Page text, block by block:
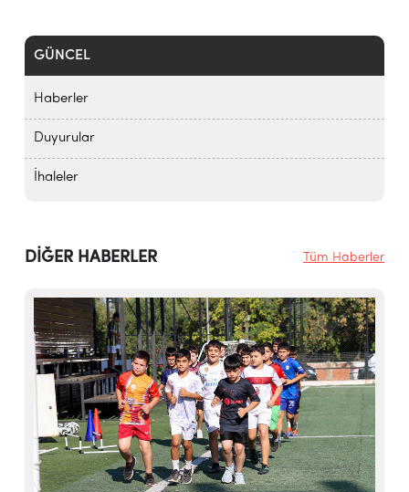
GÜNCEL
Haberler
Duyurular
İhaleler
DİĞER HABERLER Tüm Haberler